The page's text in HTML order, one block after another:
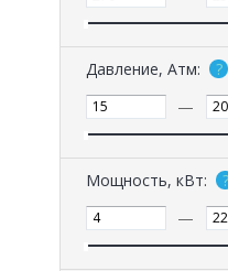
Давление, Атм:
—
Мощность, кВт:
—